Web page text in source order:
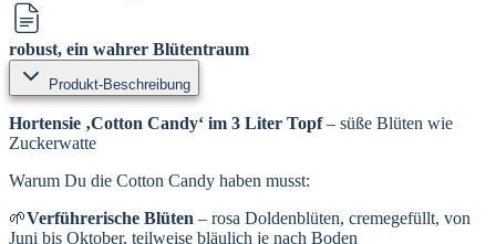
robust, ein wahrer Blütentraum
Produkt-Beschreibung
Hortensie ‚Cotton Candy‘ im 3 Liter Topf– süße Blüten wie
Zuckerwatte
Warum Du die Cotton Candy haben musst:
🌱Verführerische Blüten – rosa Doldenblüten, cremegefüllt, von
Juni bis Oktober, teilweise bläulich je nach Boden